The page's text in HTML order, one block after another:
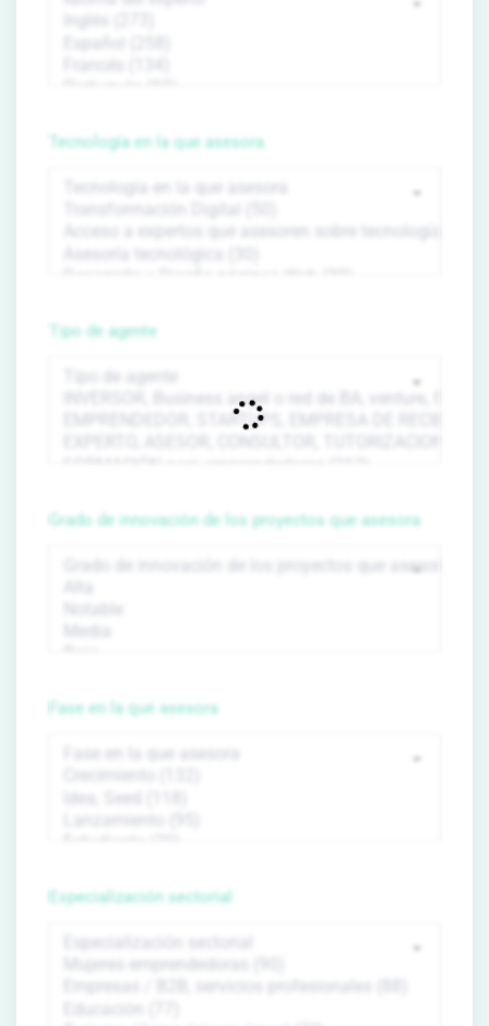
Tecnología en la que asesora
Tipo de agente
Grado de innovación de los proyectos que asesora
Fase en la que asesora
Especialización sectorial